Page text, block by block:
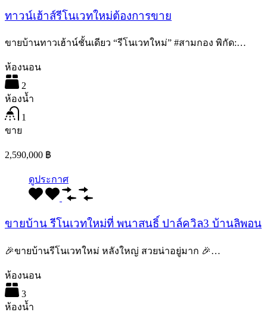
ทาวน์เฮ้าส์รีโนเวทใหม่ต้องการขาย
ขายบ้านทาวเฮ้าน์ชั้นเดียว “รีโนเวทใหม่” #สามกอง พิกัด:…
ห้องนอน
2
ห้องน้ำ
1
ขาย
2,590,000 ฿
ดูประกาศ
ขายบ้าน รีโนเวทใหม่ที่ พนาสนธิ์ ปาล์ควิล3 บ้านลิพอน
🎉ขายบ้านรีโนเวทใหม่ หลังใหญ่ สวยน่าอยู่มาก 🎉…
ห้องนอน
3
ห้องน้ำ